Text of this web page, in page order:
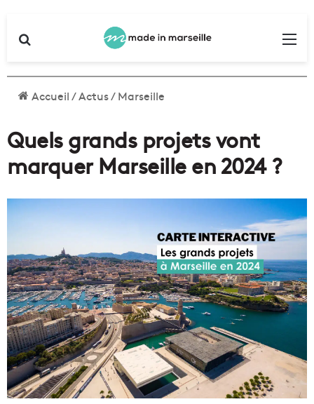
Accueil/Actus/Marseille
Quels grands projets vont
marquer Marseille en 2024 ?